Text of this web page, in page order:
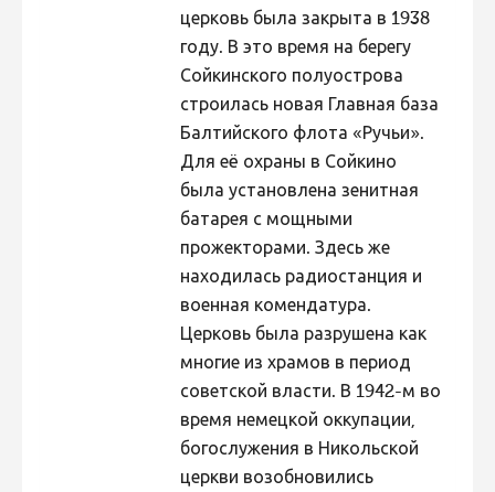
церковь была закрыта в 1938
году. В это время на берегу
Сойкинского полуострова
строилась новая Главная база
Балтийского флота «Ручьи».
Для её охраны в Сойкино
была установлена зенитная
батарея с мощными
прожекторами. Здесь же
находилась радиостанция и
военная комендатура.
Церковь была разрушена как
многие из храмов в период
советской власти. В 1942-м во
время немецкой оккупации,
богослужения в Никольской
церкви возобновились